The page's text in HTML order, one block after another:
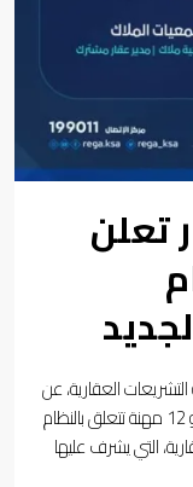
تعلن
العقارية، عن
توفر فرص وظيفية في قطاع العقارات تغطي نحو 12 مهنة تتعلق بالنظام
التي يشرف عليها